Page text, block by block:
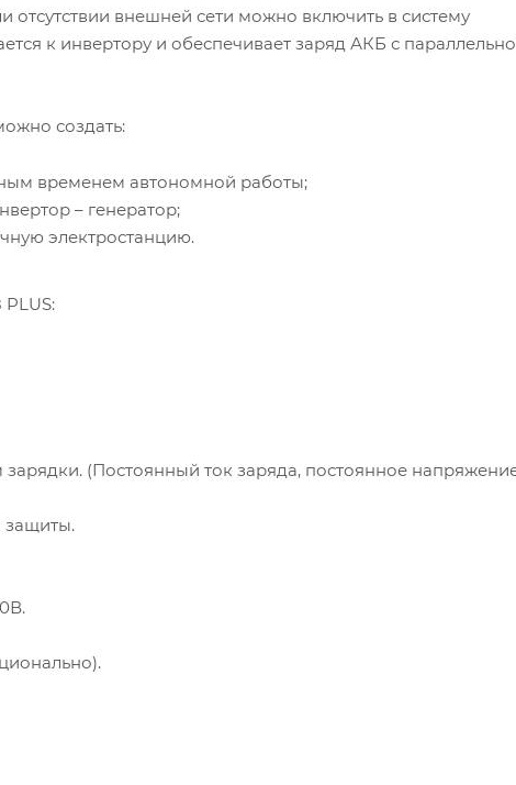
отсутствии внешней сети можно включить в систему
к инвертору и обеспечивает заряд АКБ с
создать:
временем автономной работы;
– генератор;
электростанцию.
(Постоянный ток заряда, постоянное
защиты.